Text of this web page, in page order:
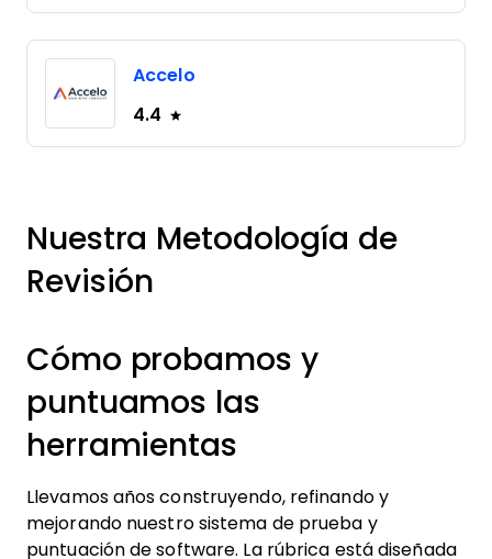
Accelo
4.4
Nuestra Metodología de
Revisión
Cómo probamos y
puntuamos las
herramientas
Llevamos años construyendo, refinando y
mejorando nuestro sistema de prueba y
puntuación de software. La rúbrica está diseñada